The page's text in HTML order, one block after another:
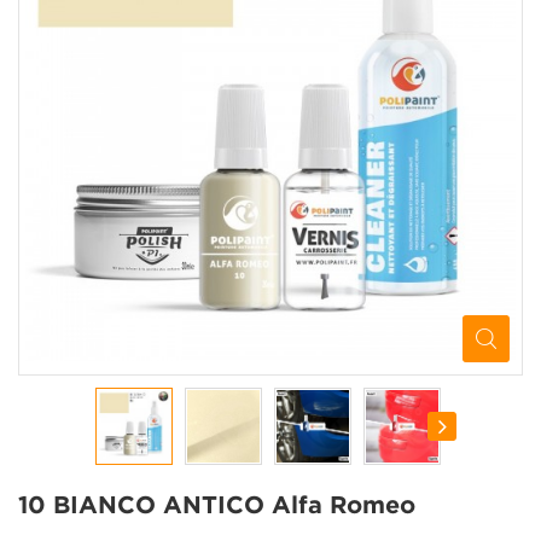
10 BIANCO ANTICO Alfa Romeo